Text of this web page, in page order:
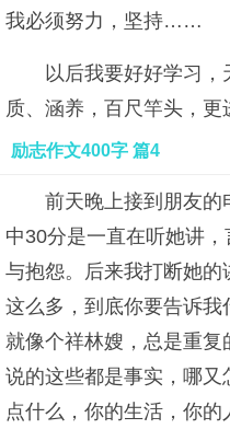
我必须努力，坚持……
以后我要好好学习
质、涵养，百尺竿头，更
励志作文400字 篇4
前天晚上接到朋友
中30分是一直在听她讲
与抱怨。后来我打断她的
这么多，到底你要告诉
就像个祥林嫂，总是重
说的这些都是事实，哪
点什么，你的生活，你